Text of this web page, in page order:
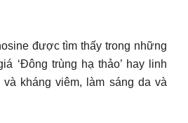
được tìm thấy trong những
‘Đông trùng hạ thảo’ hay linh
kháng viêm, làm sáng da và